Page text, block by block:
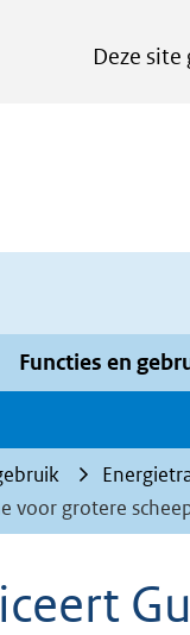
Deze
Functies en
voor grotere